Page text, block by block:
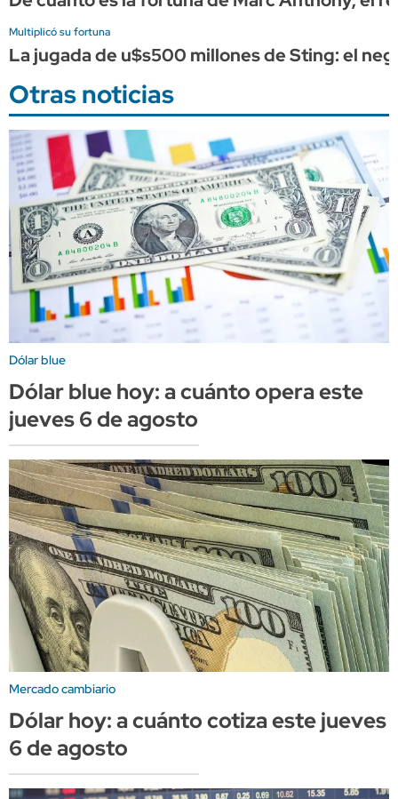
Multiplicó su fortuna
La jugada de u$s500 millones de Sting: el
Otras noticias
Dólar blue
Dólar blue hoy: a cuánto opera este
jueves 6 de agosto
Mercado cambiario
Dólar hoy: a cuánto cotiza este jueves
6 de agosto